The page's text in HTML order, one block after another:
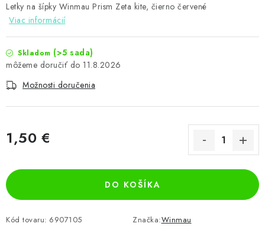
Letky na šípky Winmau Prism Zeta kite, čierno červené
Viac informácií
Skladom (>5 sada)
11.8.2026
Možnosti doručenia
1,50 €
DO KOŠÍKA
Kód tovaru: 6907105 Značka:Winmau